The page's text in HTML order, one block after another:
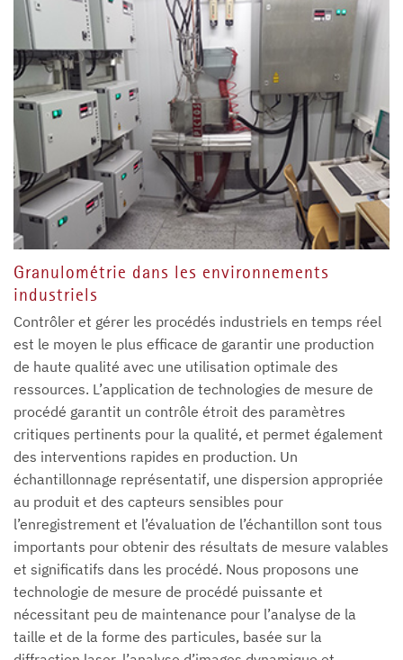
Granulométrie dans les environnements
industriels
Contrôler et gérer les procédés industriels en temps réel
est le moyen le plus efficace de garantir une production
de haute qualité avec une utilisation optimale des
ressources. L’application de technologies de mesure de
procédé garantit un contrôle étroit des paramètres
critiques pertinents pour la qualité, et permet également
des interventions rapides en production. Un
échantillonnage représentatif, une dispersion appropriée
au produit et des capteurs sensibles pour
l’enregistrement et l’évaluation de l’échantillon sont tous
importants pour obtenir des résultats de mesure valables
et significatifs dans les procédé. Nous proposons une
technologie de mesure de procédé puissante et
nécessitant peu de maintenance pour l’analyse de la
taille et de la forme des particules, basée sur la